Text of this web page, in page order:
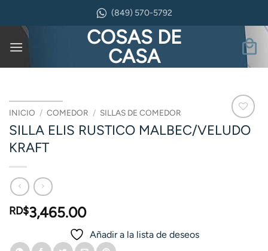
contenido
(849) 570-5792
COSAS DE
CASA
INICIO / COMEDOR / SILLAS DE COMEDOR
SILLA ELIS RUSTICO MALBEC/VELUDO
KRAFT
RD$3,465.00
Añadir a la lista de deseos